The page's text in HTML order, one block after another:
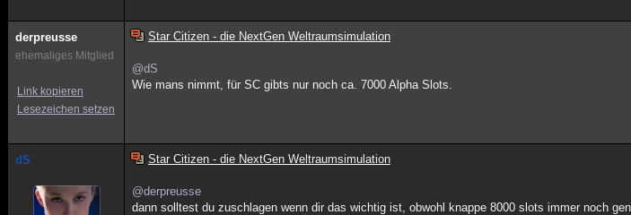
derpreusse
ehemaliges Mitglied
Link kopieren
Lesezeichen setzen
Star Citizen - die NextGen Weltraumsimulation
@dS
Wie mans nimmt, für SC gibts nur noch ca. 7000 Alpha Slots.
dS Star Citizen - die NextGen Weltraumsimulation
@derpreusse
dann solltest du zuschlagen wenn dir das wichtig ist, obwohl knappe 8000 slots immer noch